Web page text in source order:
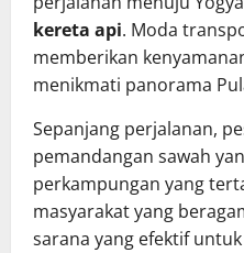
kereta api. Moda
memberikan
menikmati panorama
Sepanjang perjalanan,
pemandangan sawah
perkampungan yang
masyarakat yang
sarana yang efektif